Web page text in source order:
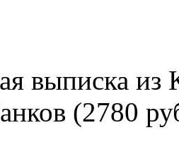
выписка из
(2780